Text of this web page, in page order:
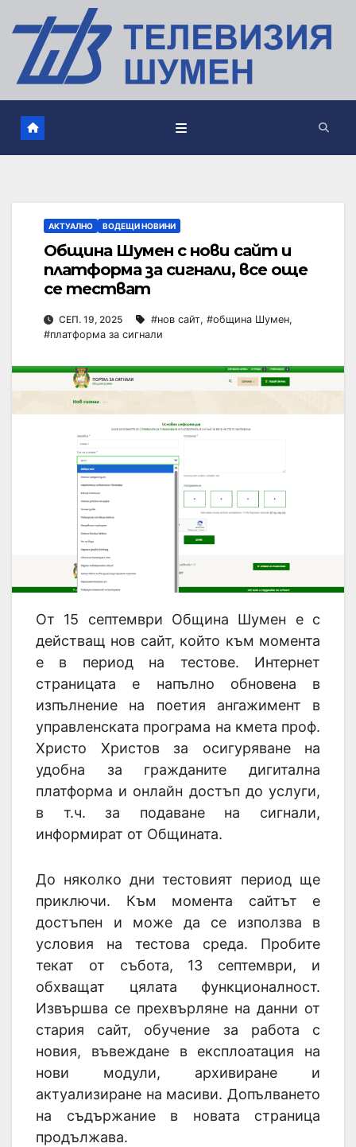
АКТУАЛНО ВОДЕЩИ НОВИНИ
Община Шумен с нови сайт и
платформа за сигнали, все още
се тестват
СЕП. 19, 2025 #нов сайт, #община Шумен,
#платформа за сигнали
От 15 септември Община Шумен е с
действащ нов сайт, който към момента
е в период на тестове. Интернет
страницата е напълно обновена в
изпълнение на поетия ангажимент в
управленската програма на кмета проф.
Христо Христов за осигуряване на
удобна за гражданите дигитална
платформа и онлайн достъп до услуги,
в т.ч. за подаване на сигнали,
информират от Общината.
До няколко дни тестовият период ще
приключи. Към момента сайтът е
достъпен и може да се използва в
условия на тестова среда. Пробите
текат от събота, 13 септември, и
обхващат цялата функционалност.
Извършва се прехвърляне на данни от
стария сайт, обучение за работа с
новия, въвеждане в експлоатация на
нови модули, архивиране и
актуализиране на масиви. Допълването
на съдържание в новата страница
продължава.